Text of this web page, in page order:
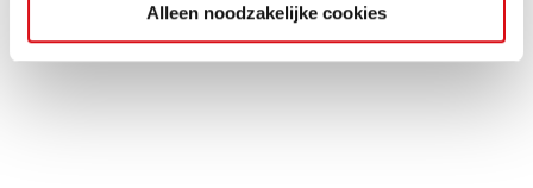
Alleen noodzakelijke cookies